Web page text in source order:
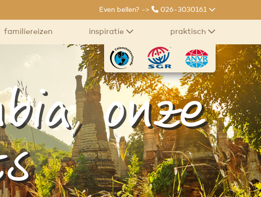
Even bellen? -> 026-3030161
familiereizen inspiratie praktisch
onze